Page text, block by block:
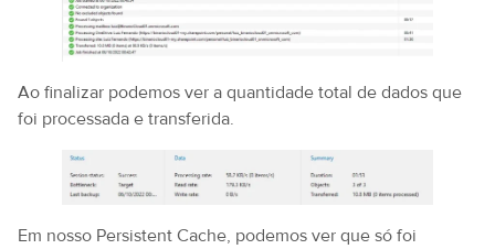
Ao finalizar podemos ver a quantidade total de dados que
foi processada e transferida.
Em nosso Persistent Cache, podemos ver que só foi